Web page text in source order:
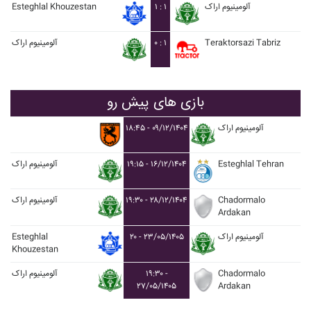
Esteghlal Khouzestan ۱ : ۱ آلومينيوم اراک
آلومينيوم اراک ۰ : ۱ Teraktorsazi Tabriz
بازی های پیش رو
۱۸:۴۵ - ۰۹/۱۲/۱۴۰۴ آلومينيوم اراک
آلومينيوم اراک ۱۹:۱۵ - ۱۶/۱۲/۱۴۰۴ Esteghlal Tehran
آلومينيوم اراک ۱۹:۳۰ - ۲۸/۱۲/۱۴۰۴
Chadormalo
Ardakan
Esteghlal
Khouzestan
۲۰ - ۲۳/۰۵/۱۴۰۵ آلومينيوم اراک
آلومينيوم اراک
۱۹:۳۰ -
۲۷/۰۵/۱۴۰۵
Chadormalo
Ardakan